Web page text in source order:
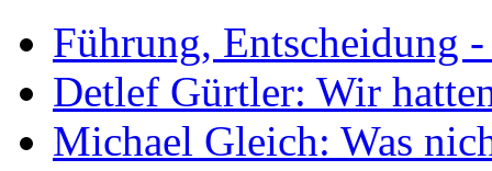
Führung, Entscheidung
Detlef Gürtler: Wir
Michael Gleich: Was